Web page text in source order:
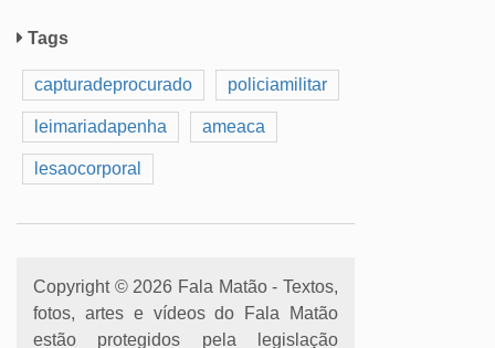
Tags
capturadeprocurado policiamilitar
leimariadapenha ameaca
lesaocorporal
Copyright © 2026 Fala Matão - Textos,
fotos, artes e vídeos do Fala Matão
estão protegidos pela legislação